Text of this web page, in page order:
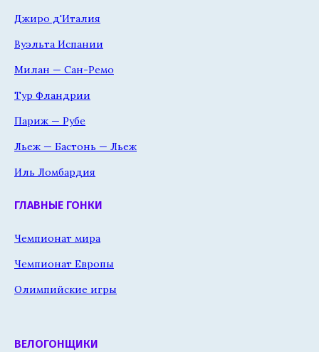
Джиро д'Италия
Вуэльта Испании
Милан — Сан-Ремо
Тур Фландрии
Париж — Рубе
Льеж — Бастонь — Льеж
Иль Ломбардия
ГЛАВНЫЕ ГОНКИ
Чемпионат мира
Чемпионат Европы
Олимпийские игры
ВЕЛОГОНЩИКИ